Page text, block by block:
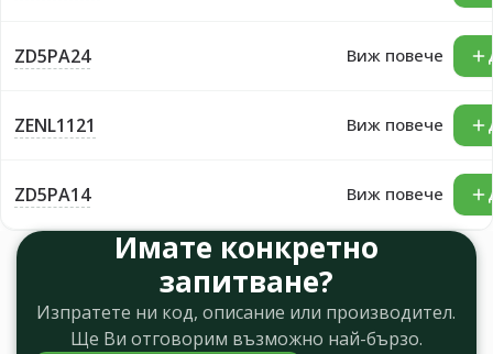
ZD5PA24 Виж повече
ZENL1121 Виж повече
ZD5PA14 Виж повече
Имате конкретно
запитване?
Изпратете ни код, описание или производител.
Ще Ви отговорим възможно най-бързо.